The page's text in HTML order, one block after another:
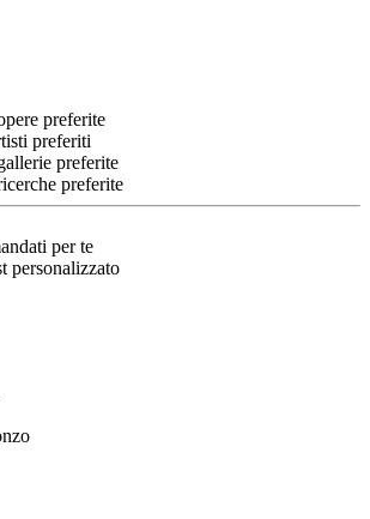
preferite
preferiti
preferite
preferite
per te
personalizzato